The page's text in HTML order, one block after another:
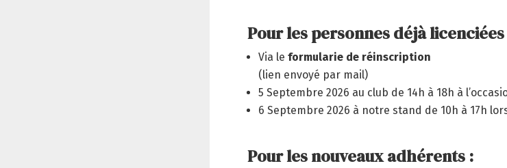
Pour les personnes déjà
Via leformularie de réinscription
(lien envoyé par mail)
5 Septembre 2026 au club de 14h à 18h à
6 Septembre 2026 à notre stand de 10h à 17h
Pour les nouveaux adhérents :